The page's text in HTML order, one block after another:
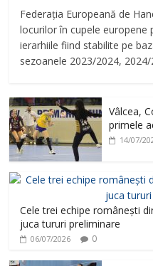
Federația Europeană de
locurilor în cupele europene
ierarhiile fiind stabilite pe
sezoanele 2023/2024,
Vâlcea,
primele
14/07/
Cele trei echipe românești
juca tururi preliminare
06/07/2026 0